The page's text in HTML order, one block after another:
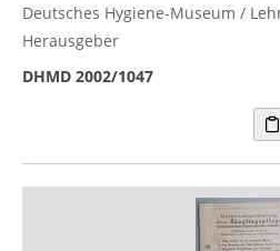
Deutsches Hygiene-Museum /
Herausgeber
DHMD 2002/1047